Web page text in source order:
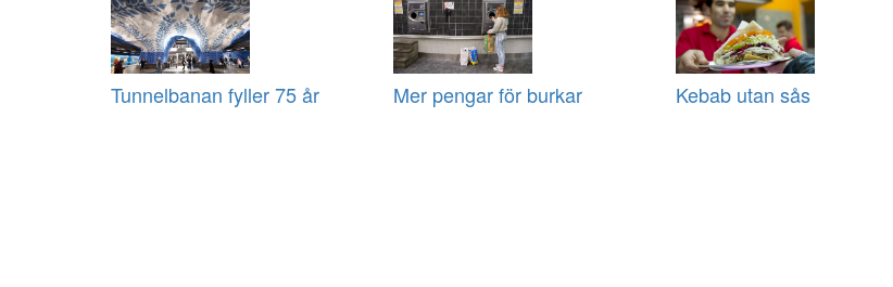
Tunnelbanan fyller 75 år Mer pengar för burkar Kebab utan sås